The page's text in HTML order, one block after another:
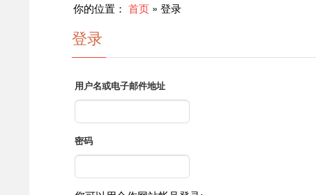
你的位置： 首页 » 登录
登录
用户名或电子邮件地址
密码